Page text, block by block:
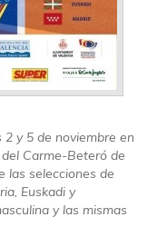
2 y 5 de noviembre en
Carme-Beteró de
las selecciones de
Euskadi y
y las mismas